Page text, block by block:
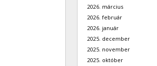
2026. március
2026. február
2026. január
2025. december
2025. november
2025. október